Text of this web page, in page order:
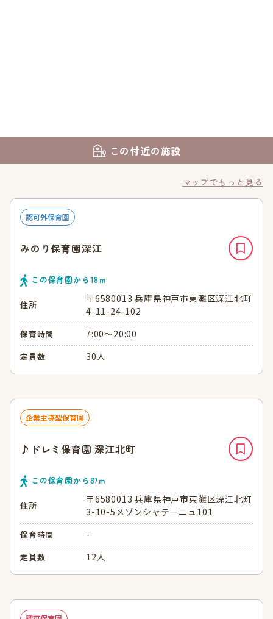
この付近の施設
マップでもっと見る
認可外保育園
みのり保育園深江
この保育園から18ｍ
住所
〒6580013 兵庫県神戸市東灘区深江北町
4-11-24-102
保育時間 7:00～20:00
定員数 30人
企業主導型保育園
♪ドレミ保育園 深江北町
この保育園から87ｍ
住所
〒6580013 兵庫県神戸市東灘区深江北町
3-10-5メゾンシャテーニュ101
保育時間 -
定員数 12人